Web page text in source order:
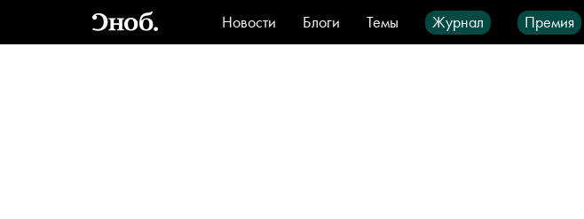
Новости Блоги Темы Журнал Премия
Стиль
Видео Город IT-продукты